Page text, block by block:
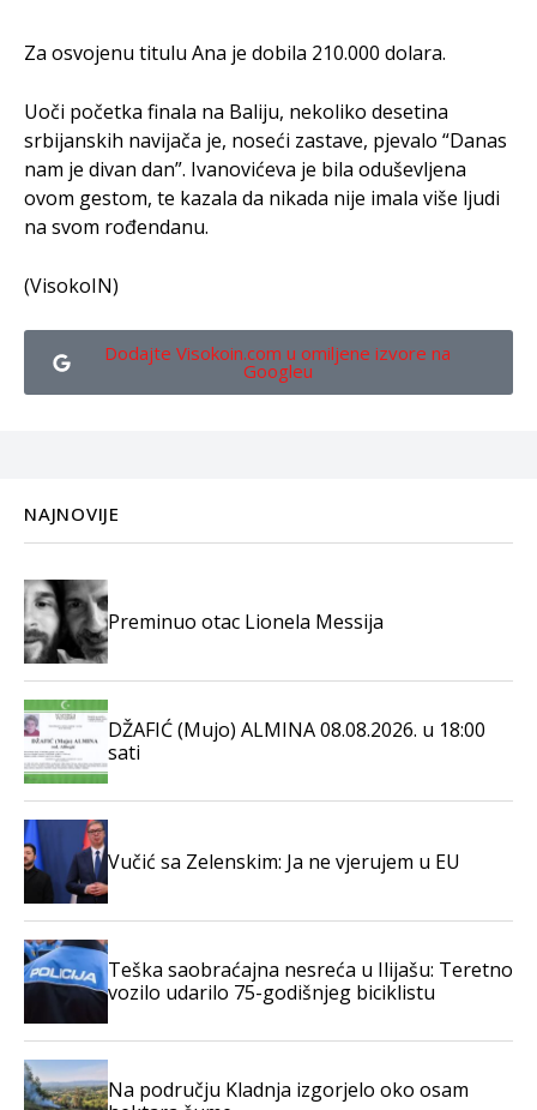
Za osvojenu titulu Ana je dobila 210.000 dolara.
Uoči početka finala na Baliju, nekoliko desetina
srbijanskih navijača je, noseći zastave, pjevalo “Danas
nam je divan dan”. Ivanovićeva je bila oduševljena
ovom gestom, te kazala da nikada nije imala više ljudi
na svom rođendanu.
(VisokoIN)
Dodajte Visokoin.com u omiljene izvore na
Googleu
NAJNOVIJE
Preminuo otac Lionela Messija
DŽAFIĆ (Mujo) ALMINA 08.08.2026. u 18:00
sati
Vučić sa Zelenskim: Ja ne vjerujem u EU
Teška saobraćajna nesreća u Ilijašu: Teretno
vozilo udarilo 75-godišnjeg biciklistu
Na području Kladnja izgorjelo oko osam